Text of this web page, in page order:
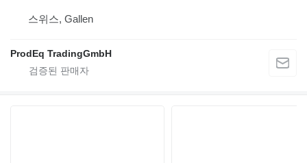
스위스, Gallen
ProdEq TradingGmbH